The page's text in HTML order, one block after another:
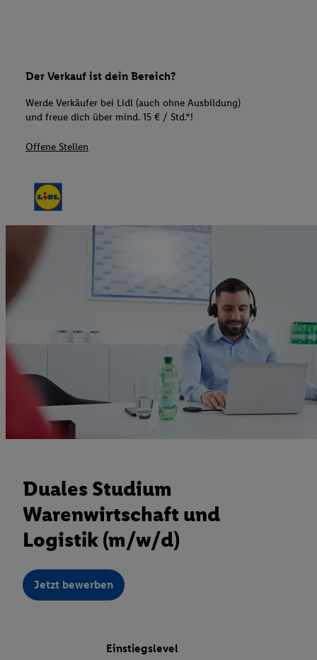
Der Verkauf ist dein Bereich?
Werde Verkäufer bei Lidl (auch ohne Ausbildung)
und freue dich über mind. 15 € / Std.*!
Offene Stellen
Duales Studium
Warenwirtschaft und
Logistik (m/w/d)
Jetzt bewerben
Einstiegslevel